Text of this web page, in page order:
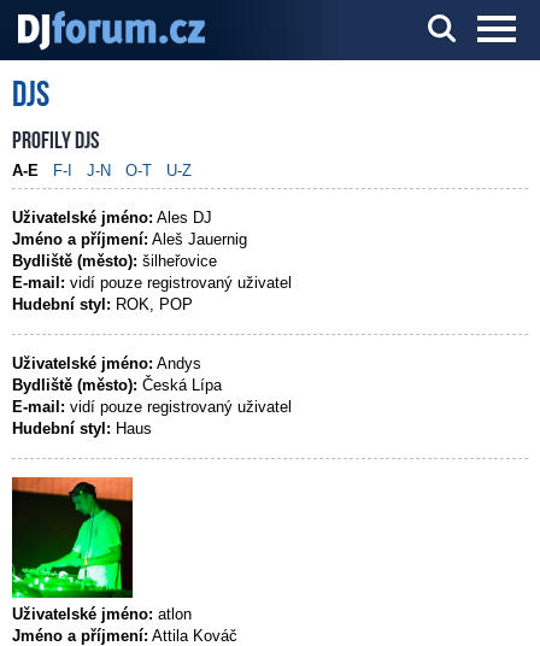
Server o DJ technice a DJingu
DJs
Profily DJs
A-E F-I J-N O-T U-Z
Uživatelské jméno: Ales DJ
Jméno a příjmení: Aleš Jauernig
Bydliště (město): šilheřovice
E-mail: vidí pouze registrovaný uživatel
Hudební styl: ROK, POP
Uživatelské jméno: Andys
Bydliště (město): Česká Lípa
E-mail: vidí pouze registrovaný uživatel
Hudební styl: Haus
Uživatelské jméno: atlon
Jméno a příjmení: Attila Kováč